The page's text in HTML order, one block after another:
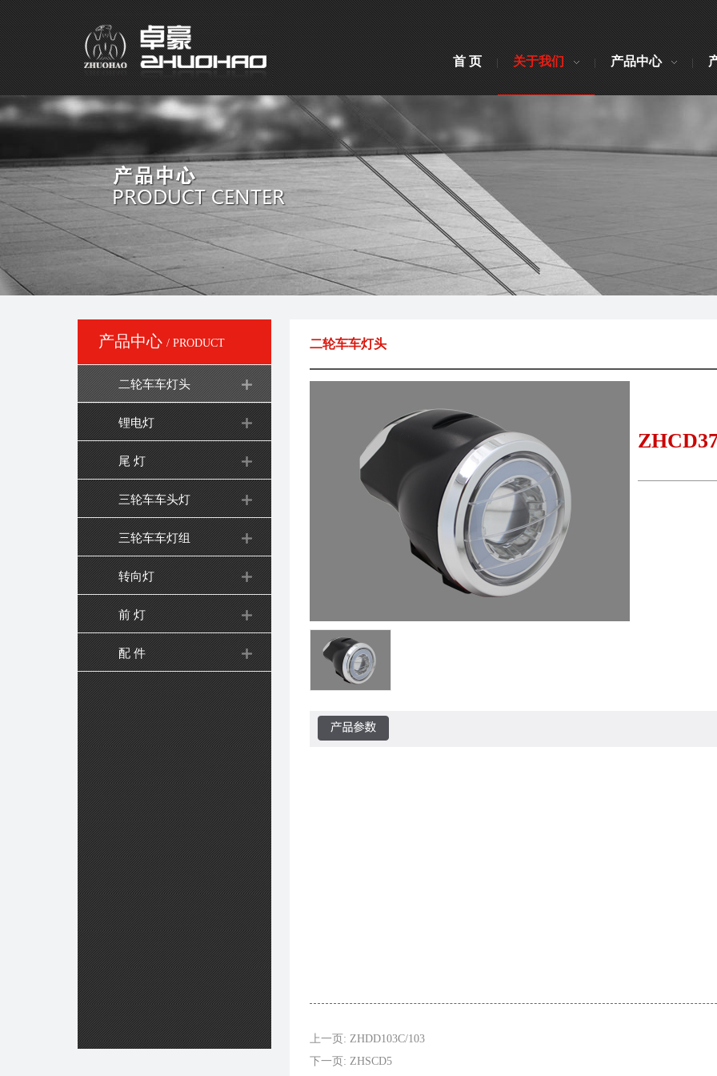
首 页 关于我们 产品中心
产品中心 / PRODUCT
二轮车车灯头
锂电灯
尾 灯
三轮车车头灯
三轮车车灯组
转向灯
前 灯
配 件
二轮车车灯头
上一页: ZHDD103C/103
下一页: ZHSCD5